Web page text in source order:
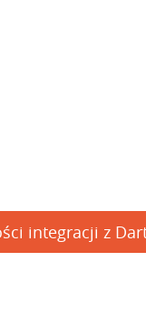
integracji z